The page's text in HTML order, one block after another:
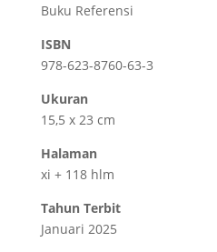
Buku Referensi
ISBN
978-623-8760-63-3
Ukuran
15,5 x 23 cm
Halaman
xi + 118 hlm
Tahun Terbit
Januari 2025